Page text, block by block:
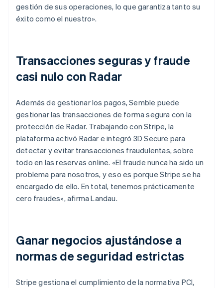
gestión de sus operaciones, lo que garantiza tanto su
éxito como el nuestro».
Transacciones seguras y fraude
casi nulo con Radar
Además de gestionar los pagos, Semble puede
gestionar las transacciones de forma segura con la
protección de Radar. Trabajando con Stripe, la
plataforma activó Radar e integró 3D Secure para
detectar y evitar transacciones fraudulentas, sobre
todo en las reservas online. «El fraude nunca ha sido un
problema para nosotros, y eso es porque Stripe se ha
encargado de ello. En total, tenemos prácticamente
cero fraudes», afirma Landau.
Ganar negocios ajustándose a
normas de seguridad estrictas
Stripe gestiona el cumplimiento de la normativa PCI,